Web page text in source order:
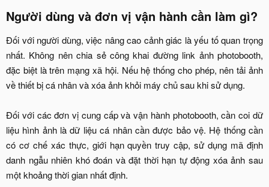
Người dùng và đơn vị vận hành cần làm gì?​
Đối với người dùng, việc nâng cao cảnh giác là yếu tố quan trọng
nhất. Không nên chia sẻ công khai đường link ảnh photobooth,
đặc biệt là trên mạng xã hội. Nếu hệ thống cho phép, nên tải ảnh
về thiết bị cá nhân và xóa ảnh khỏi máy chủ sau khi sử dụng.
Đối với các đơn vị cung cấp và vận hành photobooth, cần coi dữ
liệu hình ảnh là dữ liệu cá nhân cần được bảo vệ. Hệ thống cần
có cơ chế xác thực, giới hạn quyền truy cập, sử dụng mã định
danh ngẫu nhiên khó đoán và đặt thời hạn tự động xóa ảnh sau
một khoảng thời gian nhất định.